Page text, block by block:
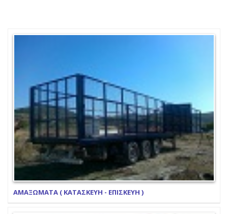
ΑΜΑΞΩΜΑΤΑ ( ΚΑΤΑΣΚΕΥΗ - ΕΠΙΣΚΕΥΗ )